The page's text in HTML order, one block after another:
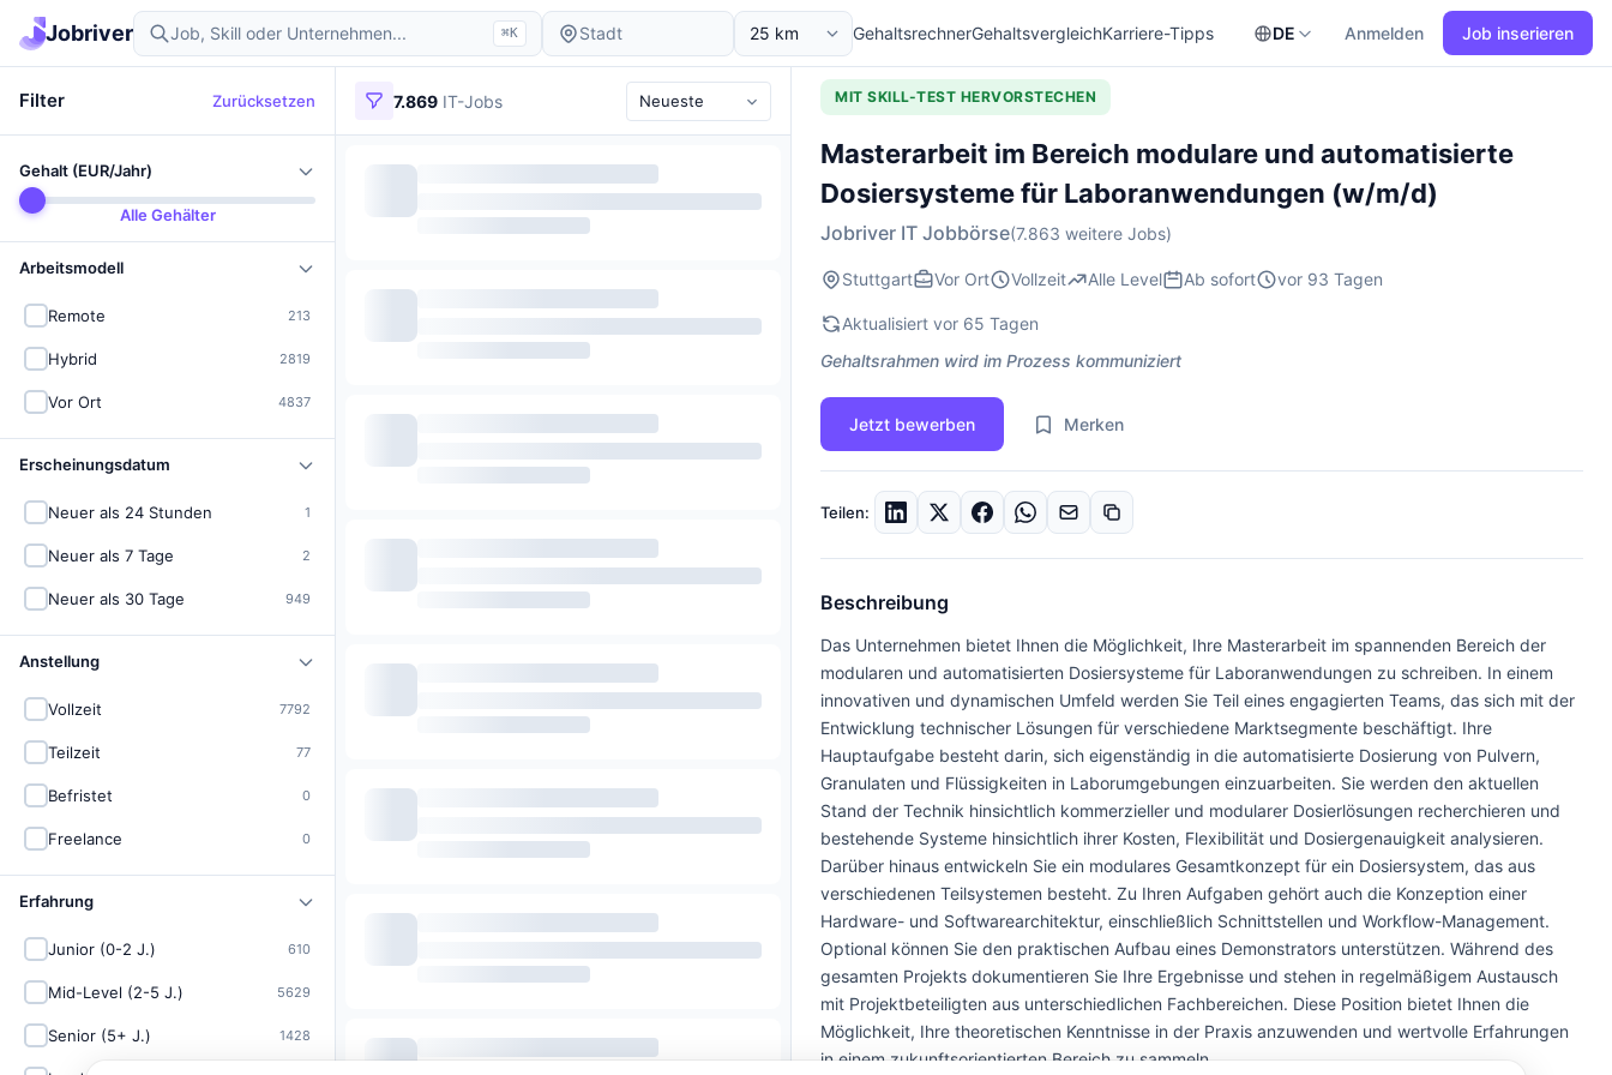
Jobriver ⌘K GehaltsrechnerGehaltsvergleichKarriere-Tipps DE Anmelden Job inserieren
Filter Zurücksetzen
Gehalt (EUR/Jahr)
Alle Gehälter
Arbeitsmodell
Remote 213
Hybrid 2819
Vor Ort 4837
Erscheinungsdatum
Neuer als 24 Stunden 1
Neuer als 7 Tage 2
Neuer als 30 Tage 949
Anstellung
Vollzeit 7792
Teilzeit 77
Befristet 0
Freelance 0
Erfahrung
Junior (0-2 J.) 610
Mid-Level (2-5 J.) 5629
Senior (5+ J.) 1428
7.869 IT-Jobs MIT SKILL-TEST HERVORSTECHEN
Masterarbeit im Bereich modulare und automatisierte
Dosiersysteme für Laboranwendungen (w/m/d)
Jobriver IT Jobbörse(7.863 weitere Jobs)
Stuttgart Vor Ort Vollzeit Alle Level Ab sofort vor 93 Tagen
Aktualisiert vor 65 Tagen
Gehaltsrahmen wird im Prozess kommuniziert
Jetzt bewerben Merken
Teilen:
Beschreibung
Das Unternehmen bietet Ihnen die Möglichkeit, Ihre Masterarbeit im spannenden Bereich der
modularen und automatisierten Dosiersysteme für Laboranwendungen zu schreiben. In einem
innovativen und dynamischen Umfeld werden Sie Teil eines engagierten Teams, das sich mit der
Entwicklung technischer Lösungen für verschiedene Marktsegmente beschäftigt. Ihre
Hauptaufgabe besteht darin, sich eigenständig in die automatisierte Dosierung von Pulvern,
Granulaten und Flüssigkeiten in Laborumgebungen einzuarbeiten. Sie werden den aktuellen
Stand der Technik hinsichtlich kommerzieller und modularer Dosierlösungen recherchieren und
bestehende Systeme hinsichtlich ihrer Kosten, Flexibilität und Dosiergenauigkeit analysieren.
Darüber hinaus entwickeln Sie ein modulares Gesamtkonzept für ein Dosiersystem, das aus
verschiedenen Teilsystemen besteht. Zu Ihren Aufgaben gehört auch die Konzeption einer
Hardware- und Softwarearchitektur, einschließlich Schnittstellen und Workflow-Management.
Optional können Sie den praktischen Aufbau eines Demonstrators unterstützen. Während des
gesamten Projekts dokumentieren Sie Ihre Ergebnisse und stehen in regelmäßigem Austausch
mit Projektbeteiligten aus unterschiedlichen Fachbereichen. Diese Position bietet Ihnen die
Möglichkeit, Ihre theoretischen Kenntnisse in der Praxis anzuwenden und wertvolle Erfahrungen
in einem zukunftsorientierten Bereich zu sammeln.